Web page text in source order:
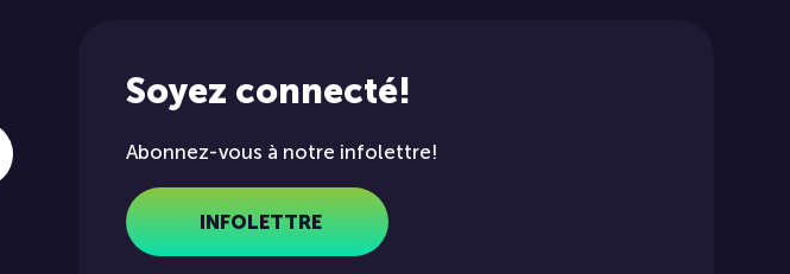
Soyez connecté!
Abonnez-vous à notre infolettre!
INFOLETTRE